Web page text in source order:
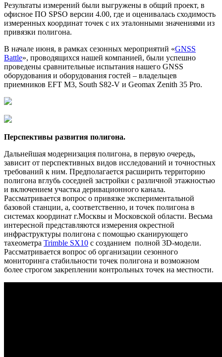
Результаты измерений были выгружены в общий проект, в
офисное ПО SPSO версии 4.00, где и оценивалась сходимость
измеренных координат точек с их эталонными значениями из
привязки полигона.
В начале июня, в рамках сезонных мероприятий «GNSS
Battle», проводящихся нашей компанией, были успешно
проведены сравнительные испытания нашего GNSS
оборудования и оборудования гостей – владельцев
приемников EFT M3, South S82-V и Geomax Zenith 35 Pro.
Перспективы развития полигона.
Дальнейшая модернизация полигона, в первую очередь,
зависит от перспективных видов исследований и точностных
требований к ним. Предполагается расширить территорию
полигона вглубь соседней застройки с различной этажностью
и включением участка деривационного канала.
Рассматривается вопрос о привязке экспериментальной
базовой станции, а, соответственно, и точек полигона в
системах координат г.Москвы и Московской области. Весьма
интересной представляются измерения окрестной
инфраструктуры полигона с помощью сканирующего
тахеометра Trimble SX10 с созданием полной 3D-модели.
Рассматривается вопрос об организации сезонного
мониторинга стабильности точек полигона и возможном
более строгом закреплении контрольных точек на местности.